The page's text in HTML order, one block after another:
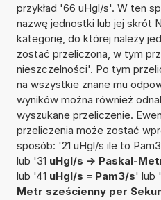
przykład '66 uHgl/s'. W ten
nazwę jednostki lub jej skrót
kategorię, do której należy
zostać przeliczona, w tym
nieszczelności'. Po tym
na wszystkie znane mu
wyników można również
wyszukane przeliczenie.
przeliczenia może zostać
sposób: '21 uHgl/s ile to
lub '31 uHgl/s -> Paskal-
lub '41 uHgl/s = Pam3/s' lub
Metr sześcienny per